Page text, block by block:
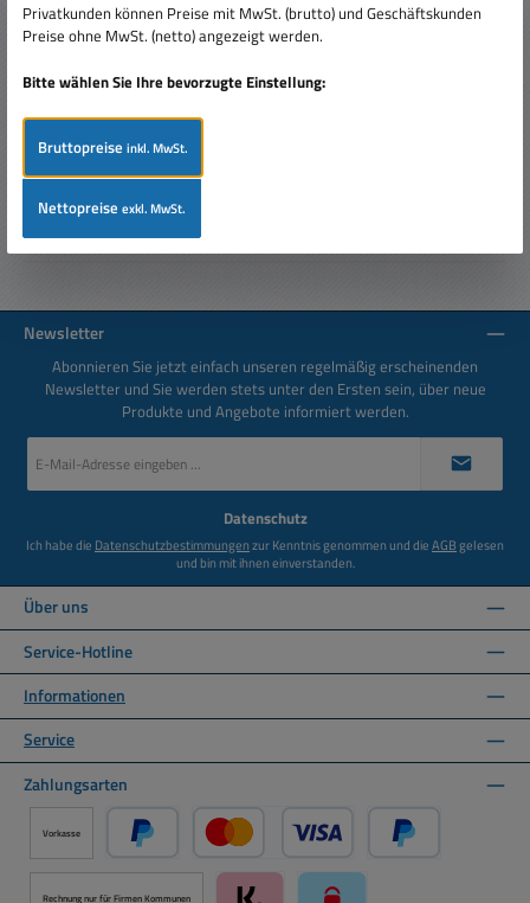
Beschreibung
So ist alles sauber und ästhetisch ansprechend verlegt und
Bewertungen
Newsletter
Abonnieren Sie jetzt einfach unseren regelmäßig erscheinenden
Newsletter und Sie werden stets unter den Ersten sein, über neue
Produkte und Angebote informiert werden.
Mail-
Datenschutz
Ich habe die Datenschutzbestimmungenzur Kenntnis genommen und dieAGBgelesen
und bin mit ihnen einverstanden.
Über uns
Service-Hotline
Informationen
Service
Zahlungsarten
Vorkasse
PayPal Kredit- oder Debitkarte über PayPal
Rechnung nur für Firmen Kommunen
Privatkunden können Preise mit MwSt. (brutto) und Geschäftskunden
Preise ohne MwSt. (netto) angezeigt werden.
Bitte wählen Sie Ihre bevorzugte Einstellung:
Bruttopreiseinkl. MwSt.
Nettopreiseexkl. MwSt.